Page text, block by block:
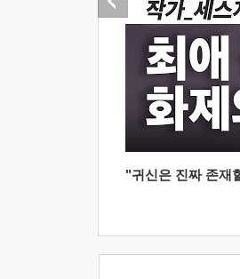
"귀신은 진짜 존재